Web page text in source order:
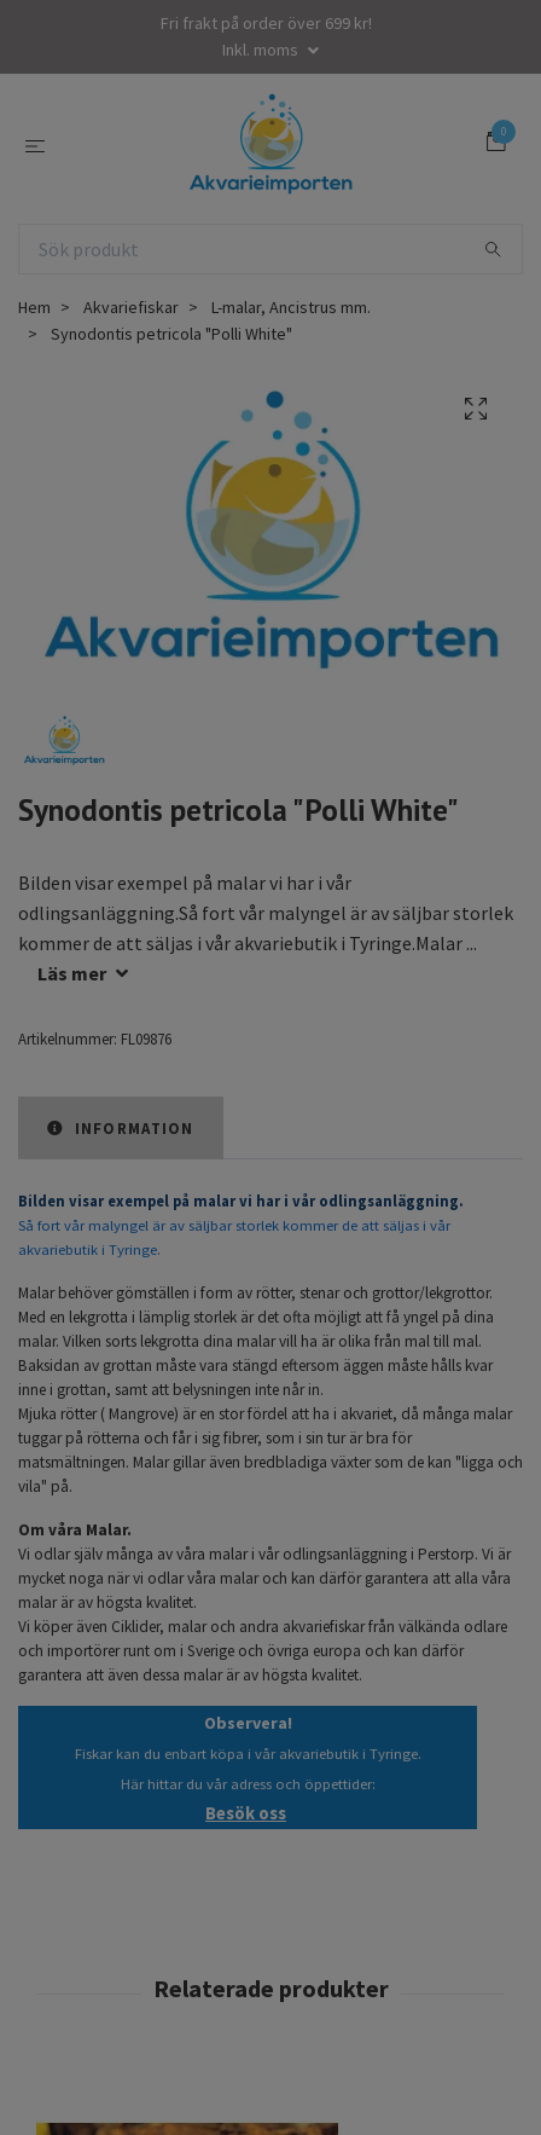
Fri frakt på order över 699 kr!
Inkl. moms
0
Hem Akvariefiskar
L-malar, Ancistrus mm.
Synodontis petricola "Polli White"
Synodontis petricola "Polli White"
Bilden visar exempel på malar vi har i vår
odlingsanläggning.Så fort vår malyngel är av säljbar storlek
kommer de att säljas i vår akvariebutik i Tyringe.Malar ...
Läs mer
Artikelnummer: FL09876
INFORMATION
Bilden visar exempel på malar vi har i vår odlingsanläggning.
Så fort vår malyngel är av säljbar storlek kommer de att säljas i vår
akvariebutik i Tyringe.
Malar behöver gömställen i form av rötter, stenar och grottor/lekgrottor.
Med en lekgrotta i lämplig storlek är det ofta möjligt att få yngel på dina
malar. Vilken sorts lekgrotta dina malar vill ha är olika från mal till mal.
Baksidan av grottan måste vara stängd eftersom äggen måste hålls kvar
inne i grottan, samt att belysningen inte når in.
Mjuka rötter ( Mangrove) är en stor fördel att ha i akvariet, då många malar
tuggar på rötterna och får i sig fibrer, som i sin tur är bra för
matsmältningen. Malar gillar även bredbladiga växter som de kan "ligga och
vila" på.
Om våra Malar.
Vi odlar själv många av våra malar i vår odlingsanläggning i Perstorp. Vi är
mycket noga när vi odlar våra malar och kan därför garantera att alla våra
malar är av högsta kvalitet.
Vi köper även Ciklider, malar och andra akvariefiskar från välkända odlare
och importörer runt om i Sverige och övriga europa och kan därför
garantera att även dessa malar är av högsta kvalitet.
Observera!
Fiskar kan du enbart köpa i vår akvariebutik i Tyringe.
Här hittar du vår adress och öppettider:
Besök oss